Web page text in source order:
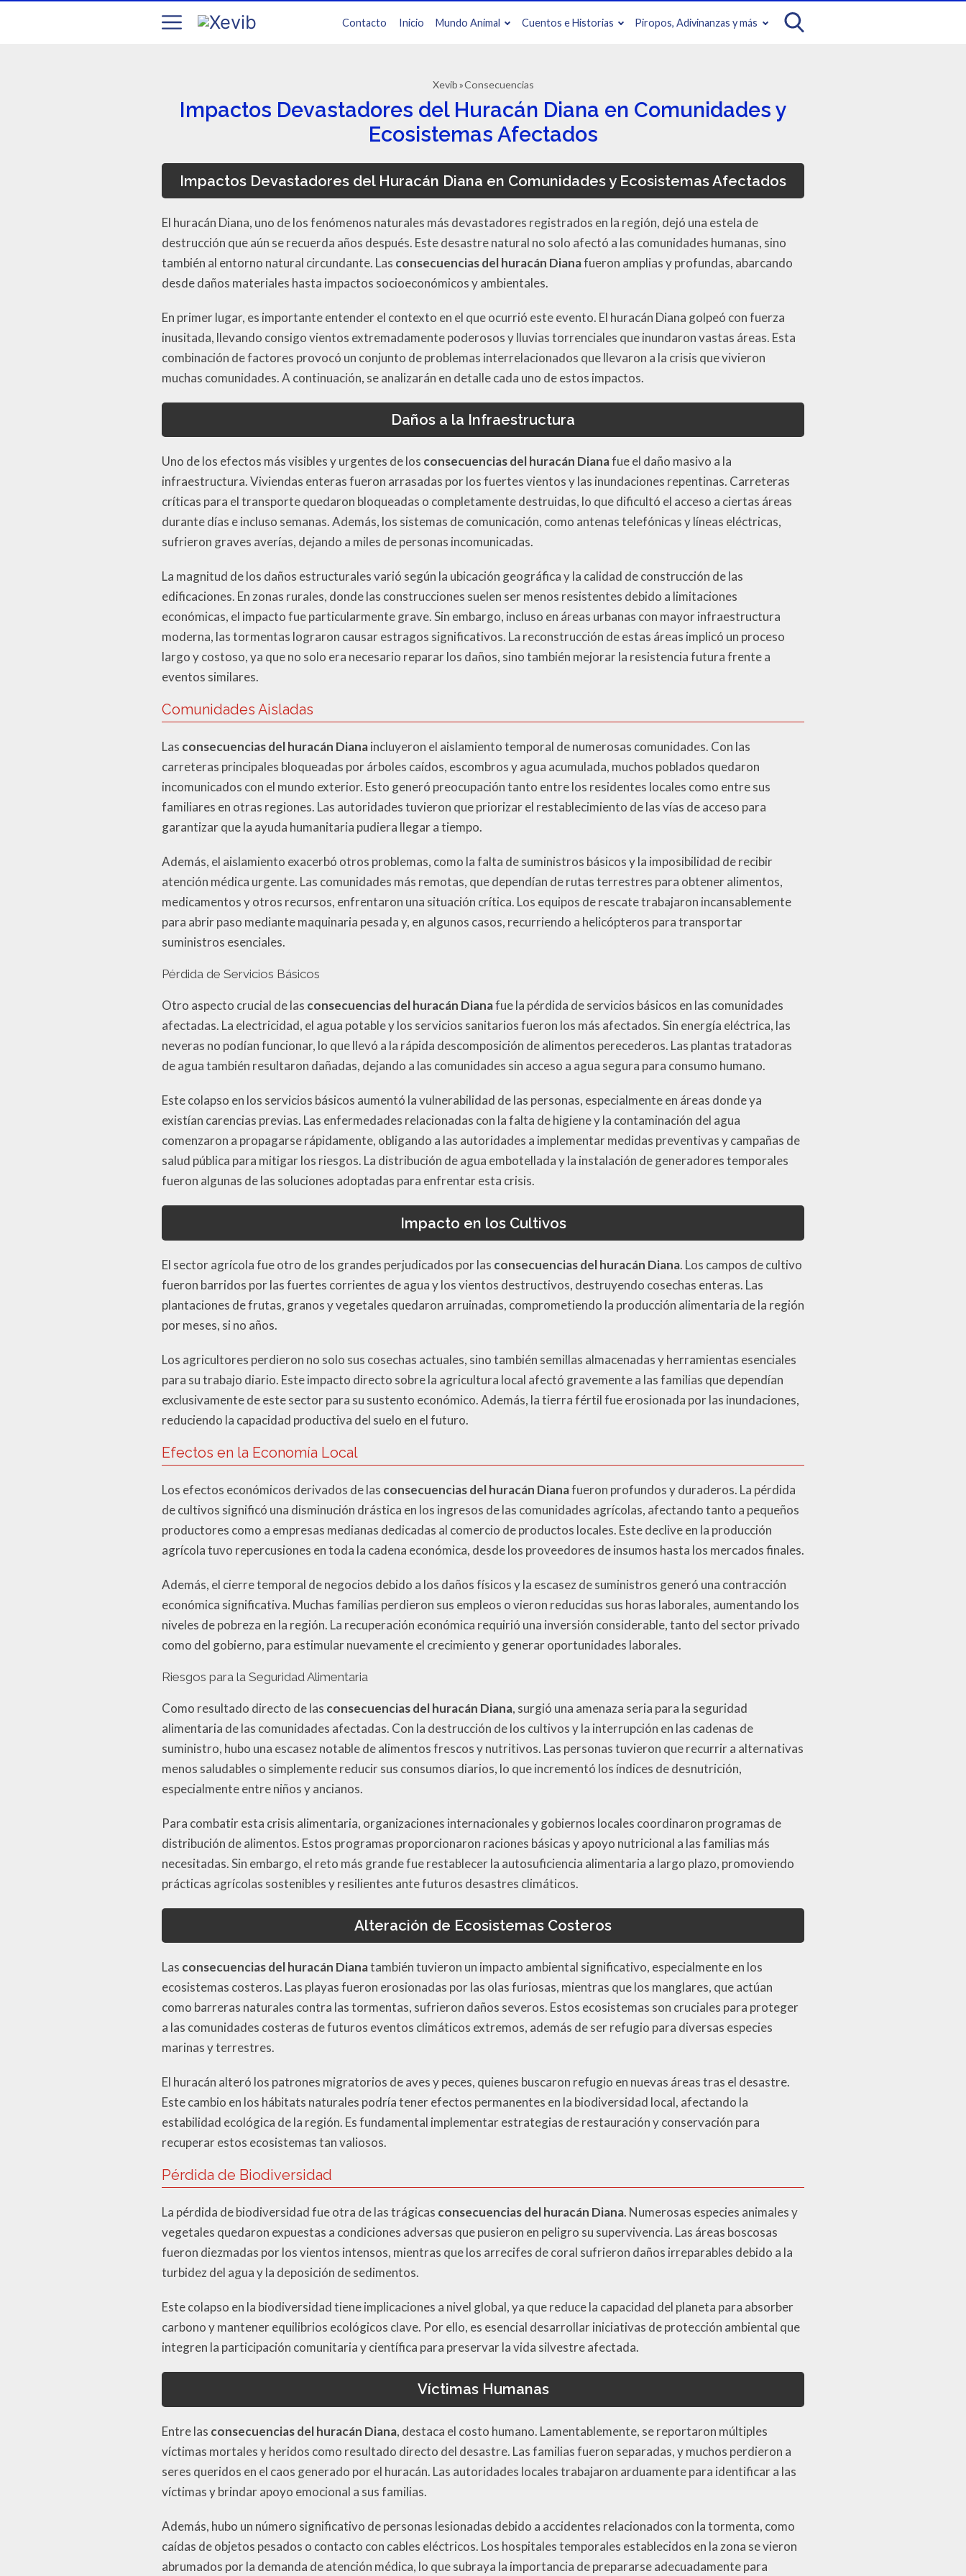
Contacto Inicio Mundo Animal Cuentos e Historias Piropos, Adivinanzas y más
Xevib Consecuencias
Impactos Devastadores del Huracán Diana en Comunidades y
Ecosistemas Afectados
Impactos Devastadores del Huracán Diana en Comunidades y Ecosistemas Afectados
El huracán Diana, uno de los fenómenos naturales más devastadores registrados en la región, dejó una estela de
destrucción que aún se recuerda años después. Este desastre natural no solo afectó a las comunidades humanas, sino
también al entorno natural circundante. Las consecuencias del huracán Dianafueron amplias y profundas, abarcando
desde daños materiales hasta impactos socioeconómicos y ambientales.
En primer lugar, es importante entender el contexto en el que ocurrió este evento. El huracán Diana golpeó con fuerza
inusitada, llevando consigo vientos extremadamente poderosos y lluvias torrenciales que inundaron vastas áreas. Esta
combinación de factores provocó un conjunto de problemas interrelacionados que llevaron a la crisis que vivieron
muchas comunidades. A continuación, se analizarán en detalle cada uno de estos impactos.
Daños a la Infraestructura
Uno de los efectos más visibles y urgentes de los consecuencias del huracán Dianafue el daño masivo a la
infraestructura. Viviendas enteras fueron arrasadas por los fuertes vientos y las inundaciones repentinas. Carreteras
críticas para el transporte quedaron bloqueadas o completamente destruidas, lo que dificultó el acceso a ciertas áreas
durante días e incluso semanas. Además, los sistemas de comunicación, como antenas telefónicas y líneas eléctricas,
sufrieron graves averías, dejando a miles de personas incomunicadas.
La magnitud de los daños estructurales varió según la ubicación geográfica y la calidad de construcción de las
edificaciones. En zonas rurales, donde las construcciones suelen ser menos resistentes debido a limitaciones
económicas, el impacto fue particularmente grave. Sin embargo, incluso en áreas urbanas con mayor infraestructura
moderna, las tormentas lograron causar estragos significativos. La reconstrucción de estas áreas implicó un proceso
largo y costoso, ya que no solo era necesario reparar los daños, sino también mejorar la resistencia futura frente a
eventos similares.
Comunidades Aisladas
Las consecuencias del huracán Dianaincluyeron el aislamiento temporal de numerosas comunidades. Con las
carreteras principales bloqueadas por árboles caídos, escombros y agua acumulada, muchos poblados quedaron
incomunicados con el mundo exterior. Esto generó preocupación tanto entre los residentes locales como entre sus
familiares en otras regiones. Las autoridades tuvieron que priorizar el restablecimiento de las vías de acceso para
garantizar que la ayuda humanitaria pudiera llegar a tiempo.
Además, el aislamiento exacerbó otros problemas, como la falta de suministros básicos y la imposibilidad de recibir
atención médica urgente. Las comunidades más remotas, que dependían de rutas terrestres para obtener alimentos,
medicamentos y otros recursos, enfrentaron una situación crítica. Los equipos de rescate trabajaron incansablemente
para abrir paso mediante maquinaria pesada y, en algunos casos, recurriendo a helicópteros para transportar
suministros esenciales.
Pérdida de Servicios Básicos
Otro aspecto crucial de las consecuencias del huracán Dianafue la pérdida de servicios básicos en las comunidades
afectadas. La electricidad, el agua potable y los servicios sanitarios fueron los más afectados. Sin energía eléctrica, las
neveras no podían funcionar, lo que llevó a la rápida descomposición de alimentos perecederos. Las plantas tratadoras
de agua también resultaron dañadas, dejando a las comunidades sin acceso a agua segura para consumo humano.
Este colapso en los servicios básicos aumentó la vulnerabilidad de las personas, especialmente en áreas donde ya
existían carencias previas. Las enfermedades relacionadas con la falta de higiene y la contaminación del agua
comenzaron a propagarse rápidamente, obligando a las autoridades a implementar medidas preventivas y campañas de
salud pública para mitigar los riesgos. La distribución de agua embotellada y la instalación de generadores temporales
fueron algunas de las soluciones adoptadas para enfrentar esta crisis.
Impacto en los Cultivos
El sector agrícola fue otro de los grandes perjudicados por las consecuencias del huracán Diana. Los campos de cultivo
fueron barridos por las fuertes corrientes de agua y los vientos destructivos, destruyendo cosechas enteras. Las
plantaciones de frutas, granos y vegetales quedaron arruinadas, comprometiendo la producción alimentaria de la región
por meses, si no años.
Los agricultores perdieron no solo sus cosechas actuales, sino también semillas almacenadas y herramientas esenciales
para su trabajo diario. Este impacto directo sobre la agricultura local afectó gravemente a las familias que dependían
exclusivamente de este sector para su sustento económico. Además, la tierra fértil fue erosionada por las inundaciones,
reduciendo la capacidad productiva del suelo en el futuro.
Efectos en la Economía Local
Los efectos económicos derivados de las consecuencias del huracán Dianafueron profundos y duraderos. La pérdida
de cultivos significó una disminución drástica en los ingresos de las comunidades agrícolas, afectando tanto a pequeños
productores como a empresas medianas dedicadas al comercio de productos locales. Este declive en la producción
agrícola tuvo repercusiones en toda la cadena económica, desde los proveedores de insumos hasta los mercados finales.
Además, el cierre temporal de negocios debido a los daños físicos y la escasez de suministros generó una contracción
económica significativa. Muchas familias perdieron sus empleos o vieron reducidas sus horas laborales, aumentando los
niveles de pobreza en la región. La recuperación económica requirió una inversión considerable, tanto del sector privado
como del gobierno, para estimular nuevamente el crecimiento y generar oportunidades laborales.
Riesgos para la Seguridad Alimentaria
Como resultado directo de las consecuencias del huracán Diana, surgió una amenaza seria para la seguridad
alimentaria de las comunidades afectadas. Con la destrucción de los cultivos y la interrupción en las cadenas de
suministro, hubo una escasez notable de alimentos frescos y nutritivos. Las personas tuvieron que recurrir a alternativas
menos saludables o simplemente reducir sus consumos diarios, lo que incrementó los índices de desnutrición,
especialmente entre niños y ancianos.
Para combatir esta crisis alimentaria, organizaciones internacionales y gobiernos locales coordinaron programas de
distribución de alimentos. Estos programas proporcionaron raciones básicas y apoyo nutricional a las familias más
necesitadas. Sin embargo, el reto más grande fue restablecer la autosuficiencia alimentaria a largo plazo, promoviendo
prácticas agrícolas sostenibles y resilientes ante futuros desastres climáticos.
Alteración de Ecosistemas Costeros
Las consecuencias del huracán Dianatambién tuvieron un impacto ambiental significativo, especialmente en los
ecosistemas costeros. Las playas fueron erosionadas por las olas furiosas, mientras que los manglares, que actúan
como barreras naturales contra las tormentas, sufrieron daños severos. Estos ecosistemas son cruciales para proteger
a las comunidades costeras de futuros eventos climáticos extremos, además de ser refugio para diversas especies
marinas y terrestres.
El huracán alteró los patrones migratorios de aves y peces, quienes buscaron refugio en nuevas áreas tras el desastre.
Este cambio en los hábitats naturales podría tener efectos permanentes en la biodiversidad local, afectando la
estabilidad ecológica de la región. Es fundamental implementar estrategias de restauración y conservación para
recuperar estos ecosistemas tan valiosos.
Pérdida de Biodiversidad
La pérdida de biodiversidad fue otra de las trágicas consecuencias del huracán Diana. Numerosas especies animales y
vegetales quedaron expuestas a condiciones adversas que pusieron en peligro su supervivencia. Las áreas boscosas
fueron diezmadas por los vientos intensos, mientras que los arrecifes de coral sufrieron daños irreparables debido a la
turbidez del agua y la deposición de sedimentos.
Este colapso en la biodiversidad tiene implicaciones a nivel global, ya que reduce la capacidad del planeta para absorber
carbono y mantener equilibrios ecológicos clave. Por ello, es esencial desarrollar iniciativas de protección ambiental que
integren la participación comunitaria y científica para preservar la vida silvestre afectada.
Víctimas Humanas
Entre las consecuencias del huracán Diana, destaca el costo humano. Lamentablemente, se reportaron múltiples
víctimas mortales y heridos como resultado directo del desastre. Las familias fueron separadas, y muchos perdieron a
seres queridos en el caos generado por el huracán. Las autoridades locales trabajaron arduamente para identificar a las
víctimas y brindar apoyo emocional a sus familias.
Además, hubo un número significativo de personas lesionadas debido a accidentes relacionados con la tormenta, como
caídas de objetos pesados o contacto con cables eléctricos. Los hospitales temporales establecidos en la zona se vieron
abrumados por la demanda de atención médica, lo que subraya la importancia de prepararse adecuadamente para